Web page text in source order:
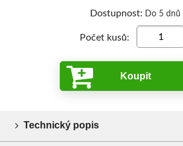
Dostupnost: Do 5 dnů
Počet kusů:
Koupit
Technický popis